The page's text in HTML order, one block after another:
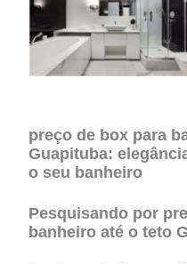
preço de box para
Guapituba:
o seu banheiro
Pesquisando por
banheiro até o teto